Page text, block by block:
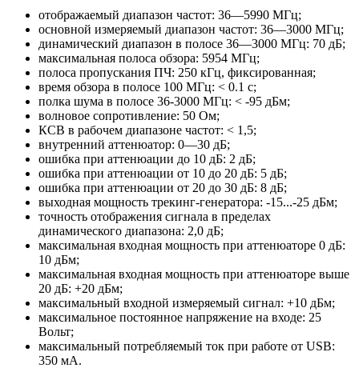
отображаемый диапазон частот: 36—5990 МГц;
основной измеряемый диапазон частот: 36—3000 МГц;
динамический диапазон в полосе 36—3000 МГц: 70 дБ;
максимальная полоса обзора: 5954 МГц;
полоса пропускания ПЧ: 250 кГц, фиксированная;
время обзора в полосе 100 МГц: < 0.1 с;
полка шума в полосе 36-3000 МГц: < -95 дБм;
волновое сопротивление: 50 Ом;
КСВ в рабочем диапазоне частот: < 1,5;
внутренний аттенюатор: 0—30 дБ;
ошибка при аттенюации до 10 дБ: 2 дБ;
ошибка при аттенюации от 10 до 20 дБ: 5 дБ;
ошибка при аттенюации от 20 до 30 дБ: 8 дБ;
выходная мощность трекинг-генератора: -15...-25 дБм;
точность отображения сигнала в пределах
динамического диапазона: 2,0 дБ;
максимальная входная мощность при аттенюаторе 0 дБ:
10 дБм;
максимальная входная мощность при аттенюаторе выше
20 дБ: +20 дБм;
максимальный входной измеряемый сигнал: +10 дБм;
максимальное постоянное напряжение на входе: 25
Вольт;
максимальный потребляемый ток при работе от USB:
350 мА.